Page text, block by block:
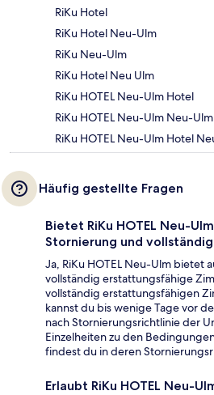
RiKu Hotel
RiKu Hotel Neu-Ulm
RiKu Neu-Ulm
RiKu Hotel Neu Ulm
RiKu HOTEL Neu-Ulm Hotel
RiKu HOTEL Neu-Ulm Neu-Ulm
RiKu HOTEL Neu-Ulm Hotel
Häufig gestellte Fragen
Bietet RiKu HOTEL Neu-
Stornierung und
Ja, RiKu HOTEL Neu-Ulm bietet
vollständig erstattungsfähige
vollständig erstattungsfähigen
kannst du bis wenige Tage vor
nach Stornierungsrichtlinie der
Einzelheiten zu den
findest du in deren
Erlaubt RiKu HOTEL Neu-